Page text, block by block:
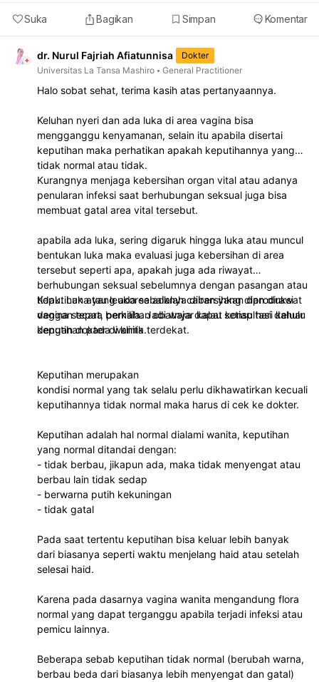
Suka Bagikan Simpan Komentar
dr. Nurul Fajriah Afiatunnisa
Dokter
Universitas La Tansa Mashiro
General Practitioner
Halo sobat sehat, terima kasih atas pertanyaannya.
Keluhan nyeri dan ada luka di area vagina bisa
mengganggu kenyamanan, selain itu apabila disertai
keputihan maka perhatikan apakah keputihannya yang
tidak normal atau tidak.
Kurangnya menjaga kebersihan organ vital atau adanya
penularan infeksi saat berhubungan seksual juga bisa
membuat gatal area vital tersebut.
apabila ada luka, sering digaruk hingga luka atau muncul
bentukan luka maka evaluasi juga kebersihan di area
tersebut seperti apa, apakah juga ada riwayat
berhubungan seksual sebelumnya dengan pasangan atau
tidak. Luka yang ada sebaiknya dibersihkan dan dirawat
dengan tepat, pemilihan obatnya dapat konsultasi dahulu
dengan dokter di klinik terdekat.
Keputihan atau leukorea adalah cairan yang diproduksi
vagina secara berkala. Jadi wajar kalau setiap hari keluar
keputihan pada wanita.
Keputihan merupakan
kondisi normal yang tak selalu perlu dikhawatirkan kecuali
keputihannya tidak normal maka harus di cek ke dokter.
Keputihan adalah hal normal dialami wanita, keputihan
yang normal ditandai dengan:
- tidak berbau, jikapun ada, maka tidak menyengat atau
berbau lain tidak sedap
- berwarna putih kekuningan
- tidak gatal
Pada saat tertentu keputihan bisa keluar lebih banyak
dari biasanya seperti waktu menjelang haid atau setelah
selesai haid.
Karena pada dasarnya vagina wanita mengandung flora
normal yang dapat terganggu apabila terjadi infeksi atau
pemicu lainnya.
Beberapa sebab keputihan tidak normal (berubah warna,
berbau beda dari biasanya lebih menyengat dan gatal)